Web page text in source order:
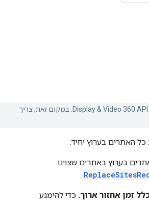
הוצאנו משימוש את Display & Video 360 API v3. במקום זאת, צריך
האתרים בערוץ יחיד.
בערוץ באתרים שצוינו
.
זמן אחזור ארוך. כדי להימנע